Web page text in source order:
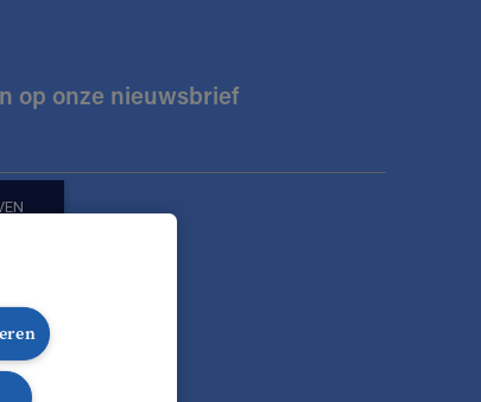
op onze nieuwsbrief
pagina
Instagram pagina
onze LinkedIn pagina
Volg onze TikTok pagina